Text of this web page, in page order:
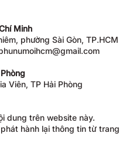
Minh
phường Sài Gòn, TP.HCM
Viên, TP Hải Phòng
dung trên website này.
hành lại thông tin từ trang